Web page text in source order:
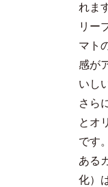
れま
リー
マト
感が
いし
さら
とオ
です
ある
化）